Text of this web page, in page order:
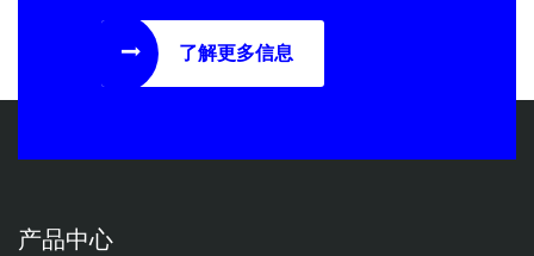
了解更多信息
产品中心